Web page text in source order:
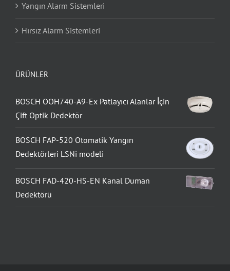
Yangın Alarm Sistemleri
Hırsız Alarm Sistemleri
ÜRÜNLER
BOSCH OOH740-A9-Ex Patlayıcı Alanlar İçin
Çift Optik Dedektör
BOSCH FAP-520 Otomatik Yangın
Dedektörleri LSNi modeli
BOSCH FAD-420-HS-EN Kanal Duman
Dedektörü